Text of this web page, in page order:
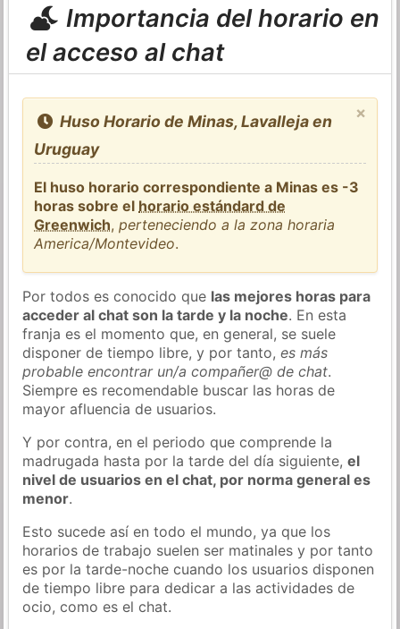
Importancia del horario en
el acceso al chat
×
Huso Horario de Minas, Lavalleja en
Uruguay
El huso horario correspondiente a Minas es -3
horas sobre el horario estándard de
Greenwich,perteneciendo a la zona horaria
America/Montevideo.
Por todos es conocido que las mejores horas para
acceder al chat son la tarde y la noche. En esta
franja es el momento que, en general, se suele
disponer de tiempo libre, y por tanto,es más
probable encontrar un/a compañer@ de chat.
Siempre es recomendable buscar las horas de
mayor afluencia de usuarios.
Y por contra, en el periodo que comprende la
madrugada hasta por la tarde del día siguiente,el
nivel de usuarios en el chat, por norma general es
menor.
Esto sucede así en todo el mundo, ya que los
horarios de trabajo suelen ser matinales y por tanto
es por la tarde-noche cuando los usuarios disponen
de tiempo libre para dedicar a las actividades de
ocio, como es el chat.